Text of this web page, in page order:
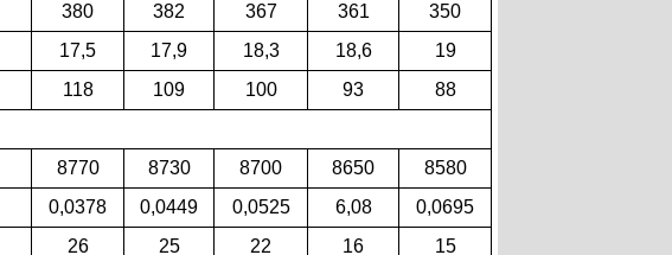
380 382 367 361 350
17,5 17,9 18,3 18,6
19
118 109 100 93
88
8770 8730 8700 8650 8580
0,0378 0,0449 0,0525 6,08
0,0695
26 25 22 16
15